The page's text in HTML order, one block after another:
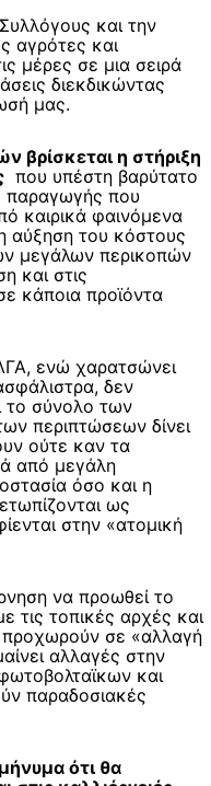
και την
αγρότες και
μέρες σε μια σειρά
διεκδικώντας
μας.
βρίσκεται η στήριξη
που υπέστη βαρύτατο
παραγωγής που
καιρικά φαινόμενα
αύξηση του κόστους
μεγάλων περικοπών
και στις
κάποια προϊόντα
ενώ χαρατσώνει
δεν
το σύνολο των
περιπτώσεων δίνει
ούτε καν τα
από μεγάλη
όσο και η
ως
στην «ατομική
να προωθεί το
τις τοπικές αρχές και
προχωρούν σε «αλλαγή
αλλαγές στην
και
παραδοσιακές
ότι θα